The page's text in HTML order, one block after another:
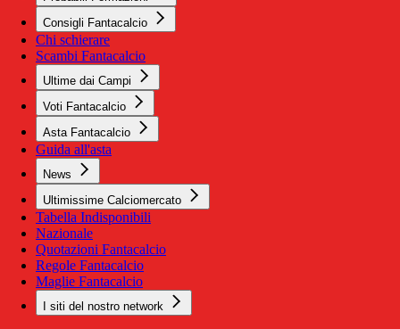
Consigli Fantacalcio
Chi schierare
Scambi Fantacalcio
Ultime dai Campi
Voti Fantacalcio
Asta Fantacalcio
Guida all'asta
News
Ultimissime Calciomercato
Tabella Indisponibili
Nazionale
Quotazioni Fantacalcio
Regole Fantacalcio
Maglie Fantacalcio
I siti del nostro network